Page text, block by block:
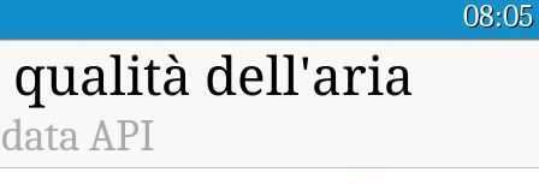
08:05
dell'aria
API